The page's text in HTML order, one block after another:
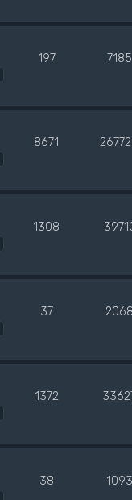
197
8671
1308
37
1372
38